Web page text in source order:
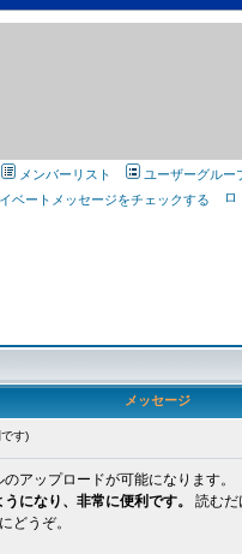
メンバーリスト ユーザーグルー
ベートメッセージをチェックする
メッセージ
す)
アップロードが可能になります。
になり、非常に便利です。 読むだ
どうぞ。